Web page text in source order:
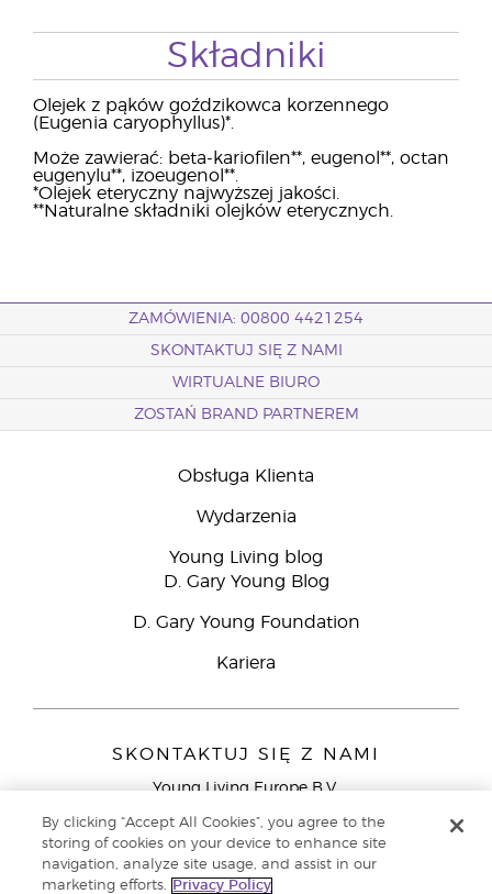
Składniki
Olejek z pąków goździkowca korzennego
(Eugenia caryophyllus)*.
Może zawierać: beta-kariofilen**, eugenol**, octan
eugenylu**, izoeugenol**.
*Olejek eteryczny najwyższej jakości.
**Naturalne składniki olejków eterycznych.
ZAMÓWIENIA: 00800 4421254
SKONTAKTUJ SIĘ Z NAMI
WIRTUALNE BIURO
ZOSTAŃ BRAND PARTNEREM
Obsługa Klienta
Wydarzenia
Young Living blog
D. Gary Young Blog
D. Gary Young Foundation
Kariera
SKONTAKTUJ SIĘ Z NAMI
Young Living Europe B.V.
9727 AJ Groningen
Young Living Europe Ltd - Europejska siedziba
By clicking “Accept All Cookies”, you agree to the
storing of cookies on your device to enhance site
navigation, analyze site usage, and assist in our
marketing efforts.
Privacy Policy